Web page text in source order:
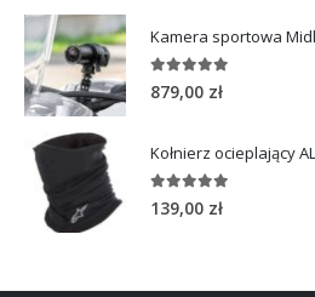
Kamera sportowa
5.00out of 5
879,00 zł
Kołnierz ocieplający
5.00out of 5
139,00 zł